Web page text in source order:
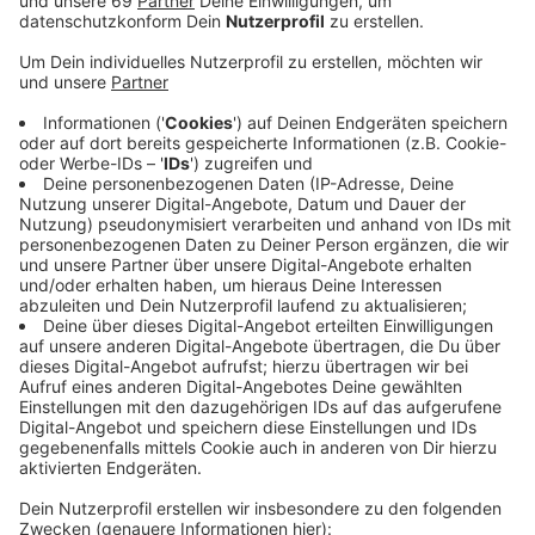
Bereitschaftspolizist:innen haben heute Nachmittag
durchgeführt. Von den 35 kontrollierten Personen
waren vier Frauen und 31 Männer. Ein Mann wurde zur
Vollstreckung eines Haftbefehls- und eine Frau zur
Vollstreckung eines Vorführbefehls festgenommen.
Ein 57-jähriger Mann hatte zudem einen Rucksack
dabei, in dem 35 kleine Behältnisse mit
unterschiedlichen Betäubungsmitteln sowie mehrere
Personalausweise gefunden wurden. Auf Grund des
Verdachts des Handels mit diesen Betäubungsmitteln
und eines möglichen Diebstahlsdelikts haben die
Polizisten die Person vorläufig festgenommen. Zwei
weitere Tatverdächtige waren ebenfalls im Besitz von
Drogen. Die drei Beschuldigten erwarten nun
Strafverfahren.